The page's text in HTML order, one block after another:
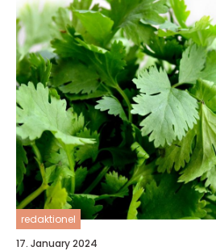
redaktionel
17. January 2024